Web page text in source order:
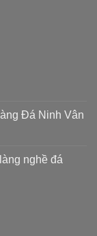
Đá Ninh Vân
nghề đá